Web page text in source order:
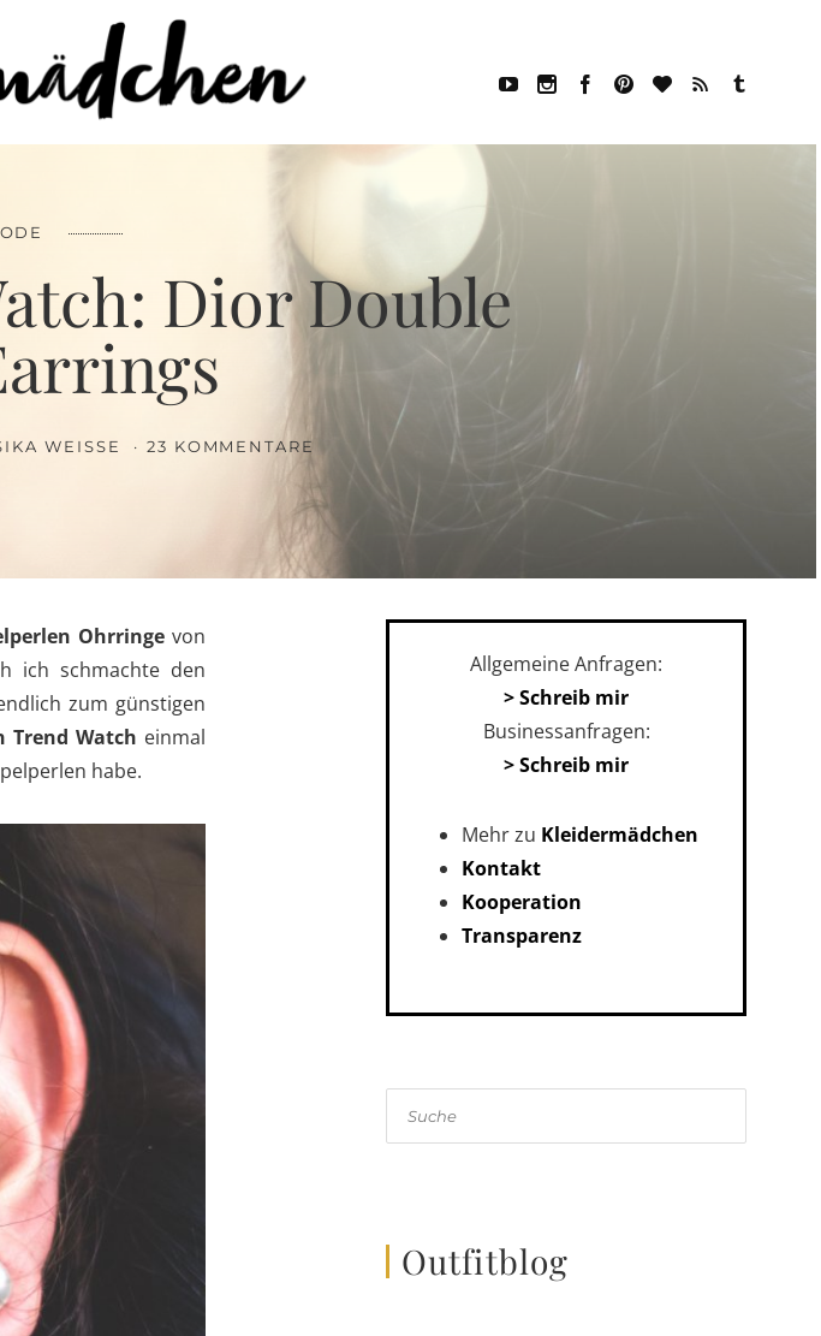
SAVE
Dior Double
WEISSE 23 KOMMENTARE
Ohrringevon
ich schmachte den
zum günstigen
Trend Watch einmal
habe.
Allgemeine Anfragen:
> Schreib mir
Businessanfragen:
> Schreib mir
Mehr zu Kleidermädchen
Kontakt
Kooperation
Transparenz
Suche
Outfitblog